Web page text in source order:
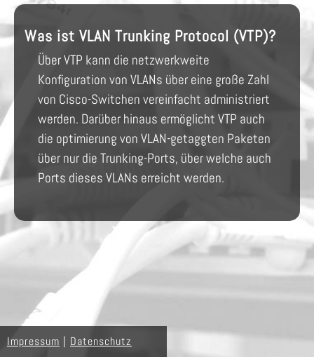
Was ist VLAN Trunking Protocol (VTP)?
ÜberVTP kann die netzwerkweite
Konfiguration von VLANs über eine große Zahl
von Cisco-Switchen vereinfacht administriert
werden. Darüber hinaus ermöglicht VTP auch
die optimierung von VLAN-getaggten Paketen
über nur die Trunking-Ports, über welche auch
Ports dieses VLANs erreicht werden.
Impressum | Datenschutz